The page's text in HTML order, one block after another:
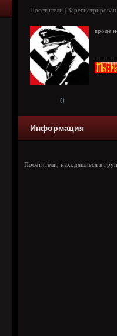
Посетители |
вроде
0
Информация
Посетители, находящиеся в